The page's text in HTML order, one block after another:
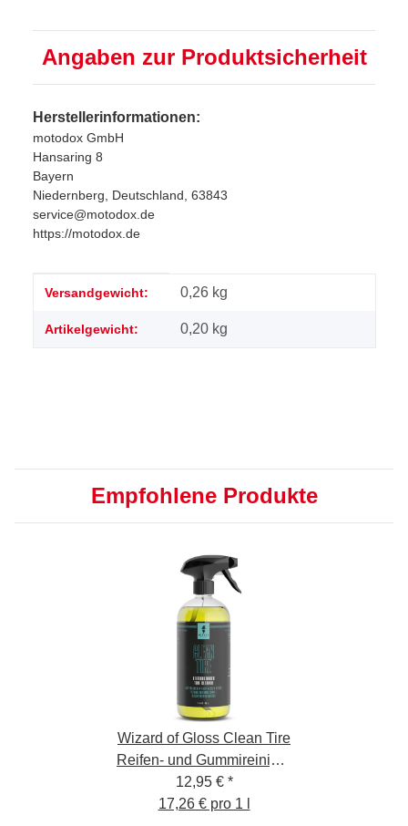
Angaben zur Produktsicherheit
Herstellerinformationen:
motodox GmbH
Hansaring 8
Bayern
Niedernberg, Deutschland, 63843
service@motodox.de
https://motodox.de
Produkteigenschaft
Wert
Versandgewicht: 0,26 kg
Artikelgewicht: 0,20 kg
Empfohlene Produkte
Wizard of Gloss Clean Tire
Reifen- und Gummireiniger
750ml
12,95 € *
17,26 € pro 1 l